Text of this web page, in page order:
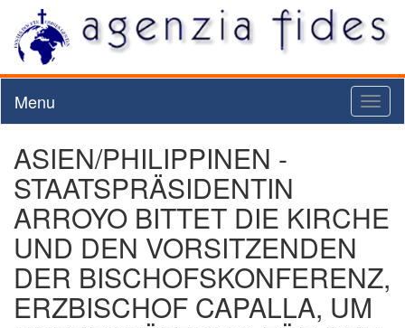
Menu
ASIEN/PHILIPPINEN -
STAATSPRÄSIDENTIN
ARROYO BITTET DIE KIRCHE
UND DEN VORSITZENDEN
DER BISCHOFSKONFERENZ,
ERZBISCHOF CAPALLA, UM